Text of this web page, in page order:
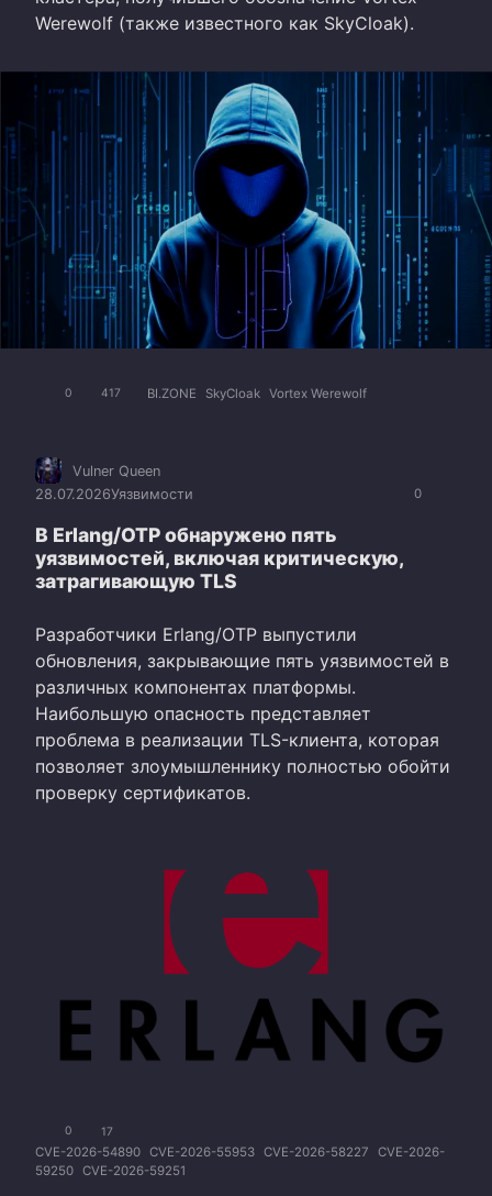
Werewolf (также известного как SkyCloak).
0 417 BI.ZONE SkyCloak Vortex Werewolf
0
Vulner Queen
28.07.2026Уязвимости
В Erlang/OTP обнаружено пять
уязвимостей, включая критическую,
затрагивающую TLS
Разработчики Erlang/OTP выпустили
обновления, закрывающие пять уязвимостей в
различных компонентах платформы.
Наибольшую опасность представляет
проблема в реализации TLS-клиента, которая
позволяет злоумышленнику полностью обойти
проверку сертификатов.
0 17
CVE-2026-54890 CVE-2026-55953 CVE-2026-58227
CVE-2026-
59250 CVE-2026-59251